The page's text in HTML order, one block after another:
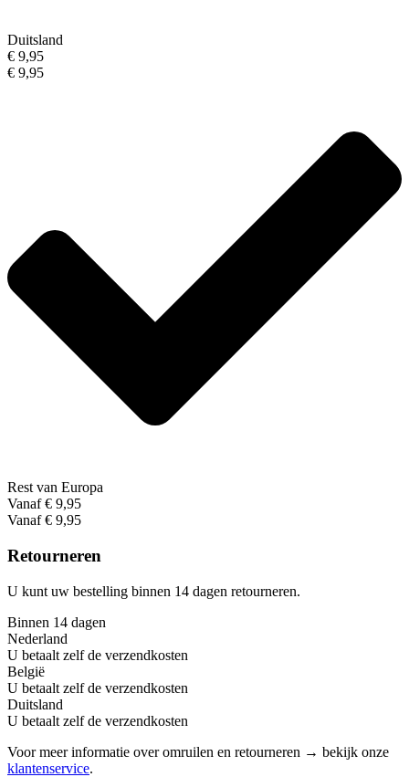
Duitsland
€ 9,95
€ 9,95
Rest van Europa
Vanaf € 9,95
Vanaf € 9,95
Retourneren
U kunt uw bestelling binnen 14 dagen retourneren.
Binnen 14 dagen
Nederland
U betaalt zelf de verzendkosten
België
U betaalt zelf de verzendkosten
Duitsland
U betaalt zelf de verzendkosten
Voor meer informatie over omruilen en retourneren → bekijk onze
klantenservice.